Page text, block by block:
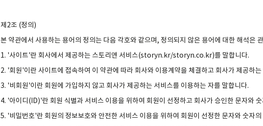
제2조 (정의)
본 약관에서 사용하는 용어의 정의는 다음 각호와 같으며, 정의되지 않은 용어에 대한 해석은
1. '사이트'란 회사에서 제공하는 스토리앤 서비스(storyn.kr/storyn.co.kr)를 말합니다.
2. '회원'이란 사이트에 접속하여 이 약관에 따라 회사와 이용계약을 체결하고 회사가 제공하
3. '비회원'이란 회원에 가입하지 않고 회사가 제공하는 서비스를 이용하는 자를 말합니다.
4. '아이디(ID)'란 회원 식별과 서비스 이용을 위하여 회원이 선정하고 회사가 승인한 문자와
5. '비밀번호'란 회원의 정보보호와 안전한 서비스 이용을 위하여 회원이 선정한 문자와 숫자의